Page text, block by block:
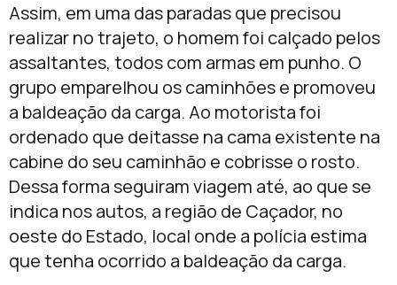
Assim, em uma das paradas que precisou
realizar no trajeto, o homem foi calçado pelos
assaltantes, todos com armas em punho. O
grupo emparelhou os caminhões e promoveu
a baldeação da carga. Ao motorista foi
ordenado que deitasse na cama existente na
cabine do seu caminhão e cobrisse o rosto.
Dessa forma seguiram viagem até, ao que se
indica nos autos, a região de Caçador, no
oeste do Estado, local onde a polícia estima
que tenha ocorrido a baldeação da carga.